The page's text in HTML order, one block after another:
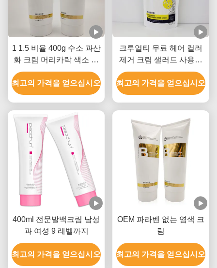
1 1.5 비율 400g 수소 과산
화 크림 머리카락 색소 제
거기 GMPC 승인
최고의 가격을 얻으십시오
크루얼티 무료 헤어 컬러
제거 크림 샐러드 사용용
헤어 블리칭 9 레벨
최고의 가격을 얻으십시오
400ml 전문발백크림 남성
과 여성 9 레벨까지
최고의 가격을 얻으십시오
OEM 파라벤 없는 염색 크
림
최고의 가격을 얻으십시오